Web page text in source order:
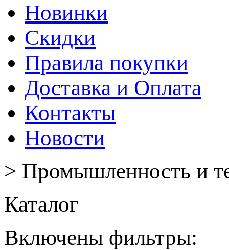
Новинки
Скидки
Правила покупки
Доставка и Оплата
Контакты
Новости
> Промышленность и
Каталог
Включены фильтры: